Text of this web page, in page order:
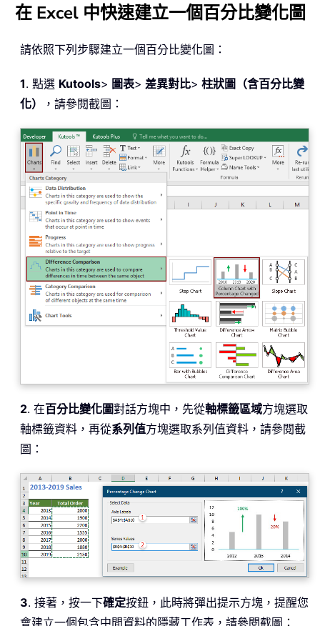
在 Excel 中快速建立一個百分比變化圖
請依照下列步驟建立一個百分比變化圖：
1. 點選 Kutools> 圖表> 差異對比> 柱狀圖（含百分比變
化）
，請參閱截圖：
2. 在百分比變化圖對話方塊中，先從軸標籤區域方塊選取
軸標籤資料，再從系列值方塊選取系列值資料，請參閱截
圖：
3. 接著，按一下確定按鈕，此時將彈出提示方塊，提醒您
會建立一個包含中間資料的隱藏工作表，請參閱截圖：